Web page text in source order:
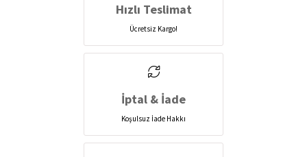
Hızlı Teslimat
Ücretsiz Kargo!
İptal & İade
Koşulsuz İade Hakkı